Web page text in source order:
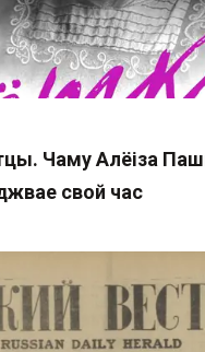
Чаму Алёіза
свой час